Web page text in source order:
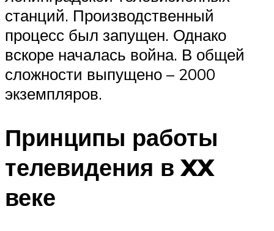
станций. Производственный
процесс был запущен. Однако
вскоре началась война. В общей
сложности выпущено – 2000
экземпляров.
Принципы работы
телевидения в XX
веке